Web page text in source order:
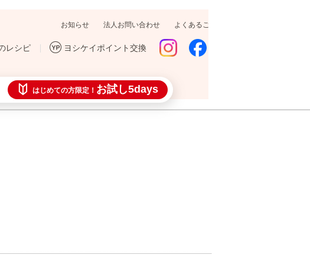
お知らせ 法人お問い合わせ よくあるご質問
レシピ ヨシケイポイント交換
はじめての方限定！ お試し5days